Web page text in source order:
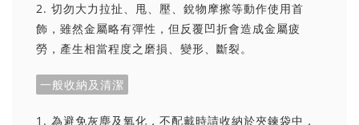
2. 切勿大力拉扯、甩、壓、銳物摩擦等動作使用首
飾，雖然金屬略有彈性，但反覆凹折會造成金屬疲
勞，產生相當程度之磨損、變形、斷裂。
一般收納及清潔
1. 為避免灰塵及氧化，不配戴時請收納於夾鍊袋中，